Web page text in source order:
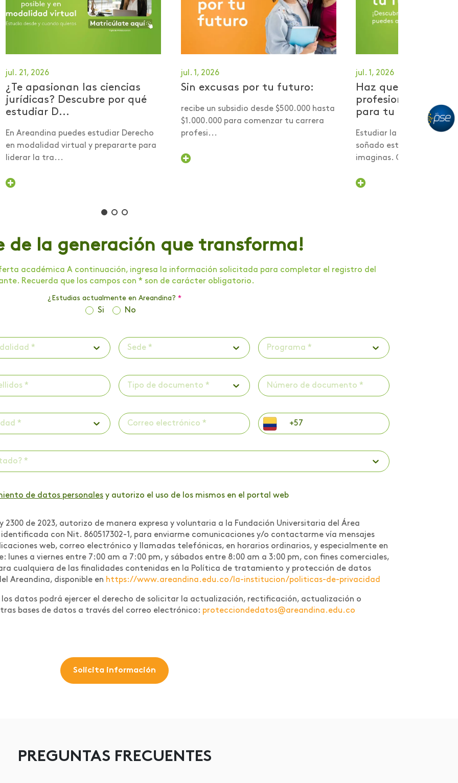
jul. 21, 2026
¿Te apasionan las ciencias
jurídicas? Descubre por qué
estudiar D...
En Areandina puedes estudiar Derecho
en modalidad virtual y prepararte para
liderar la tra...
jul. 1, 2026
Sin excusas por tu futuro:
recibe un subsidio desde $500.000 hasta
$1.000.000 para comenzar tu carrera
profesi...
jul. 1, 2026
Haz que tu historia
profesional inicie
para tu futuro...
Estudiar la carrera que
soñado está más cerca
imaginas. Con el...
de la generación que transforma!
académica A continuación, ingresa la información solicitada para completar el registro del
Recuerda que los campos con * son de carácter obligatorio.
¿Estudias actualmente en Areandina? *
Si No
* Sede * Programa *
Tipo de documento *
*
*
de datos personales y autorizo el uso de los mismos en el portal web
de 2023, autorizo de manera expresa y voluntaria a la Fundación Universitaria del Área
con Nit. 860517302-1, para enviarme comunicaciones y/o contactarme vía mensajes
web, correo electrónico y llamadas telefónicas, en horarios ordinarios, y especialmente en
lunes a viernes entre 7:00 am a 7:00 pm, y sábados entre 8:00 am a 3:00 pm, con fines comerciales,
cualquiera de las finalidades contenidas en la Política de tratamiento y protección de datos
Areandina, disponible en https://www.areandina.edu.co/la-institucion/politicas-de-privacidad
datos podrá ejercer el derecho de solicitar la actualización, rectificación, actualización o
bases de datos a través del correo electrónico: protecciondedatos@areandina.edu.co
Solicita información
PREGUNTAS FRECUENTES